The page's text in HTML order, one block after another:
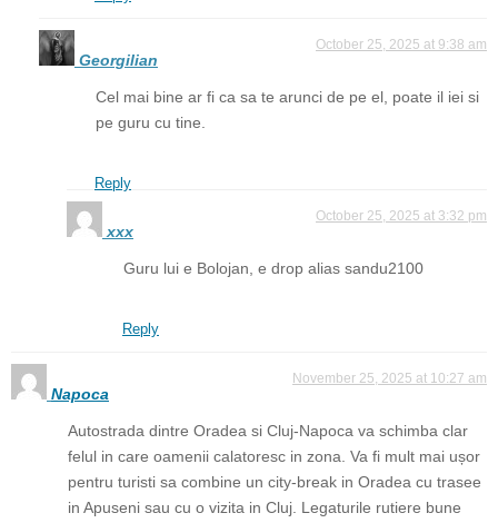
Georgilian
October 25, 2025 at 9:38 am
Cel mai bine ar fi ca sa te arunci de pe el, poate il iei si
pe guru cu tine.
Reply
xxx
October 25, 2025 at 3:32 pm
Guru lui e Bolojan, e drop alias sandu2100
Reply
Napoca
November 25, 2025 at 10:27 am
Autostrada dintre Oradea si Cluj-Napoca va schimba clar
felul in care oamenii calatoresc in zona. Va fi mult mai ușor
pentru turisti sa combine un city-break in Oradea cu trasee
in Apuseni sau cu o vizita in Cluj. Legaturile rutiere bune